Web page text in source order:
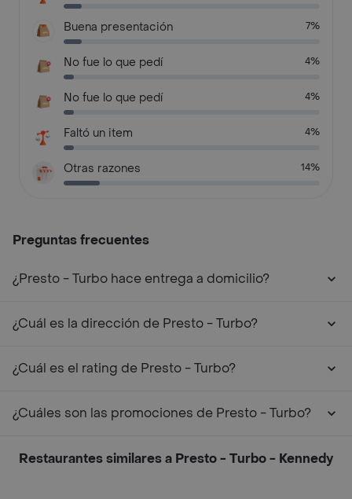
Buena presentación 7%
No fue lo que pedí 4%
No fue lo que pedí 4%
Faltó un item 4%
Otras razones 14%
Preguntas frecuentes
¿Presto - Turbo hace entrega a domicilio?
¿Cuál es la dirección de Presto - Turbo?
¿Cuál es el rating de Presto - Turbo?
¿Cuáles son las promociones de Presto - Turbo?
Restaurantes similares a Presto - Turbo - Kennedy